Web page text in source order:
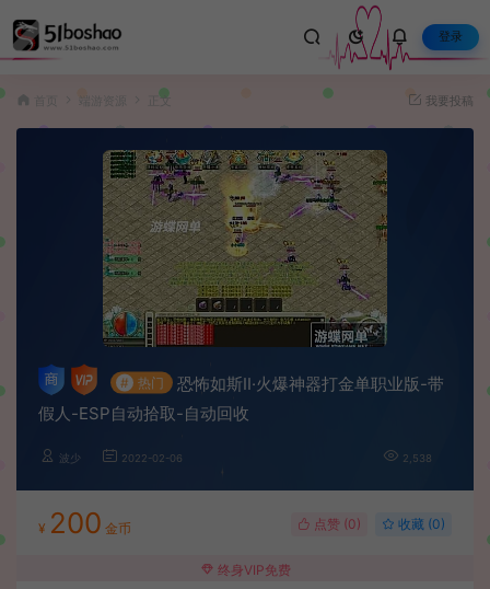
登录
端游资源 正文 我要投稿
# 热门
恐怖如斯II·火爆神器打金单职业版-带
假人-ESP自动拾取-自动回收
波少 2022-02-06 2,538
¥ 200 金币 点赞 (0) 收藏 (0)
终身VIP免费